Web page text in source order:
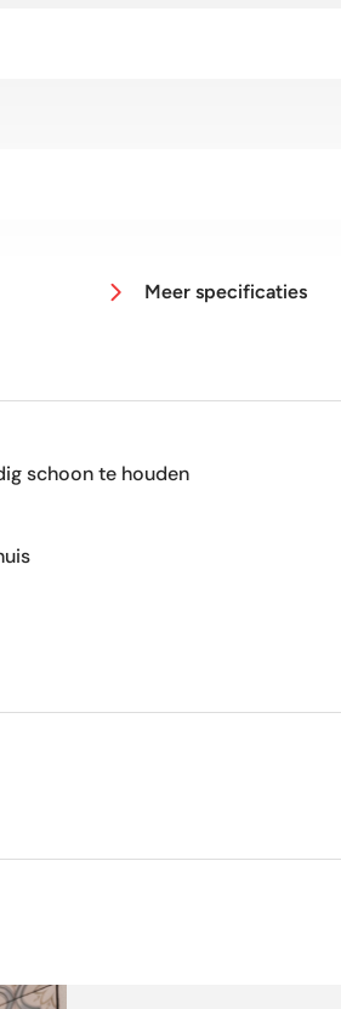
Meer specificaties
schoon te houden